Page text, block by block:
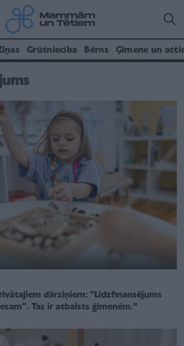
Grūtniecība Bērns Ģimene un
dārziņiem: "Līdzfinansējums
Tas ir atbalsts ģimenēm."